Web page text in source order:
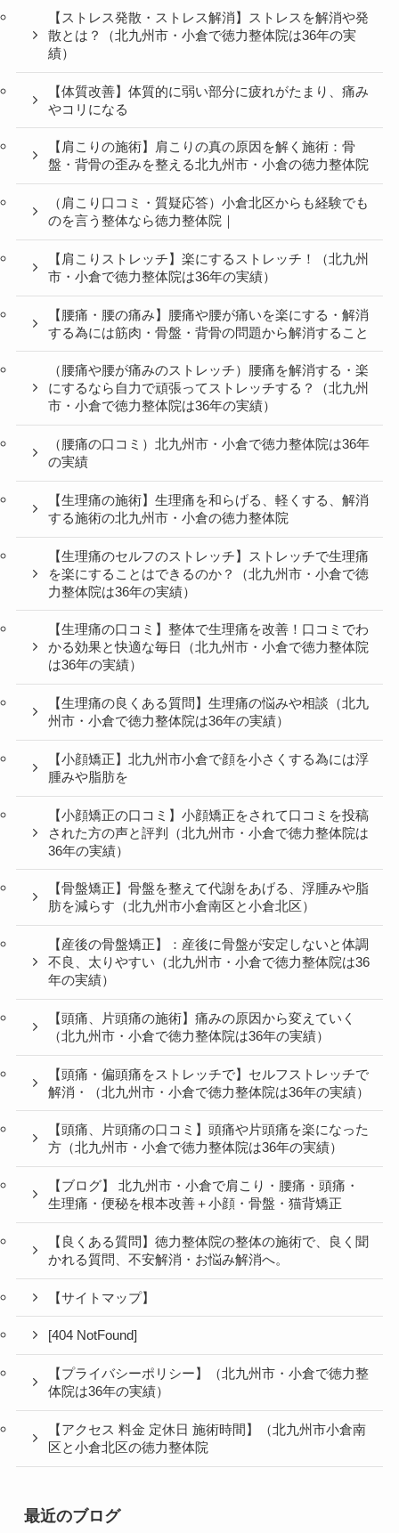
【ストレス発散・ストレス解消】ストレスを解消や発
散とは？（北九州市・小倉で徳力整体院は36年の実
績）
【体質改善】体質的に弱い部分に疲れがたまり、痛み
やコリになる
【肩こりの施術】肩こりの真の原因を解く施術：骨
盤・背骨の歪みを整える北九州市・小倉の徳力整体院
（肩こり口コミ・質疑応答）小倉北区からも経験でも
のを言う整体なら徳力整体院｜
【肩こりストレッチ】楽にするストレッチ！（北九州
市・小倉で徳力整体院は36年の実績）
【腰痛・腰の痛み】腰痛や腰が痛いを楽にする・解消
する為には筋肉・骨盤・背骨の問題から解消すること
（腰痛や腰が痛みのストレッチ）腰痛を解消する・楽
にするなら自力で頑張ってストレッチする？（北九州
市・小倉で徳力整体院は36年の実績）
（腰痛の口コミ）北九州市・小倉で徳力整体院は36年
の実績
【生理痛の施術】生理痛を和らげる、軽くする、解消
する施術の北九州市・小倉の徳力整体院
【生理痛のセルフのストレッチ】ストレッチで生理痛
を楽にすることはできるのか？（北九州市・小倉で徳
力整体院は36年の実績）
【生理痛の口コミ】整体で生理痛を改善！口コミでわ
かる効果と快適な毎日（北九州市・小倉で徳力整体院
は36年の実績）
【生理痛の良くある質問】生理痛の悩みや相談（北九
州市・小倉で徳力整体院は36年の実績）
【小顔矯正】北九州市小倉で顔を小さくする為には浮
腫みや脂肪を
【小顔矯正の口コミ】小顔矯正をされて口コミを投稿
された方の声と評判（北九州市・小倉で徳力整体院は
36年の実績）
【骨盤矯正】骨盤を整えて代謝をあげる、浮腫みや脂
肪を減らす（北九州市小倉南区と小倉北区）
【産後の骨盤矯正】：産後に骨盤が安定しないと体調
不良、太りやすい（北九州市・小倉で徳力整体院は36
年の実績）
【頭痛、片頭痛の施術】痛みの原因から変えていく
（北九州市・小倉で徳力整体院は36年の実績）
【頭痛・偏頭痛をストレッチで】セルフストレッチで
解消・（北九州市・小倉で徳力整体院は36年の実績）
【頭痛、片頭痛の口コミ】頭痛や片頭痛を楽になった
方（北九州市・小倉で徳力整体院は36年の実績）
【ブログ】 北九州市・小倉で肩こり・腰痛・頭痛・
生理痛・便秘を根本改善＋小顔・骨盤・猫背矯正
【良くある質問】徳力整体院の整体の施術で、良く聞
かれる質問、不安解消・お悩み解消へ。
【サイトマップ】
[404 NotFound]
【プライバシーポリシー】（北九州市・小倉で徳力整
体院は36年の実績）
【アクセス 料金 定休日 施術時間】（北九州市小倉南
区と小倉北区の徳力整体院
最近のブログ